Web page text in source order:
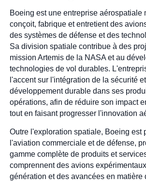
Boeing est une entreprise aérospatiale
conçoit, fabrique et entretient des
des systèmes de défense et des
Sa division spatiale contribue à des
mission Artemis de la NASA et au
technologies de vol durables.
l'accent sur l'intégration de la sécurité
développement durable dans ses
opérations, afin de réduire son impact
tout en faisant progresser l'innovation
Outre l'exploration spatiale, Boeing est
l'aviation commerciale et de défense,
gamme complète de produits et
comprennent des avions
génération et des avancées en matière